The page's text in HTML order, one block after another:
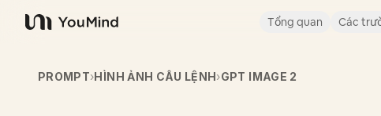
YouMind
Tổng quan Các
PROMPT›HÌNH ẢNH CÂU LỆNH›GPT IMAGE 2